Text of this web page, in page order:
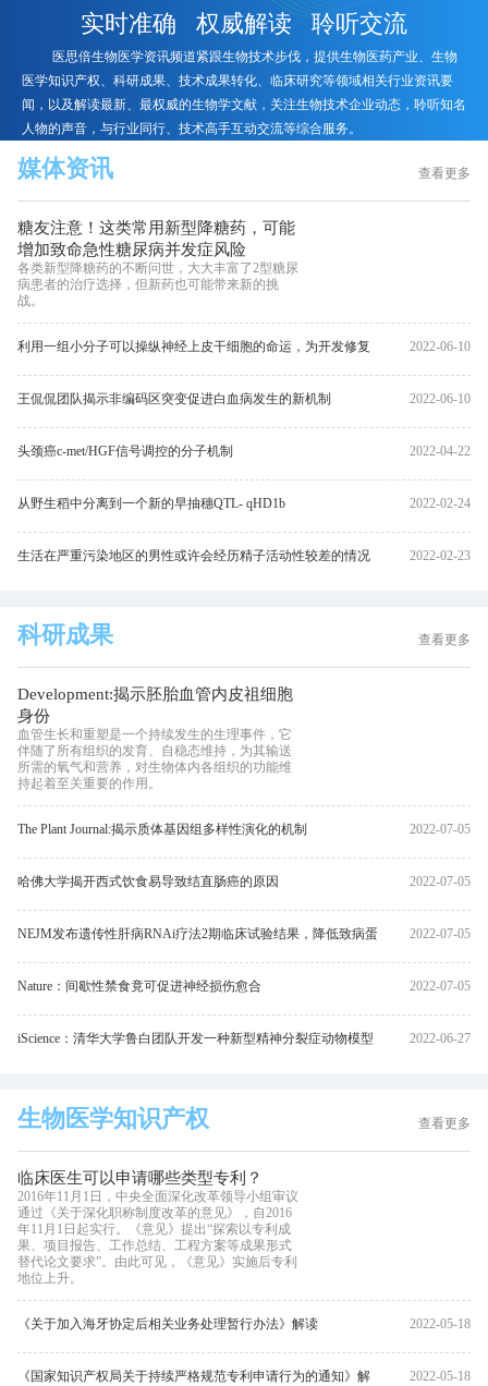
实时准确 权威解读 聆听交流
医思倍生物医学资讯频道紧跟生物技术步伐，提供生物医药产业、生物
医学知识产权、科研成果、技术成果转化、临床研究等领域相关行业资讯要
闻，以及解读最新、最权威的生物学文献，关注生物技术企业动态，聆听知名
人物的声音，与行业同行、技术高手互动交流等综合服务。
媒体资讯 查看更多
糖友注意！这类常用新型降糖药，可能
增加致命急性糖尿病并发症风险
各类新型降糖药的不断问世，大大丰富了2型糖尿
病患者的治疗选择，但新药也可能带来新的挑
战。
利用一组小分子可以操纵神经上皮干细胞的命运，为开发修复
大脑损伤方法更接近一步
2022-06-10
王侃侃团队揭示非编码区突变促进白血病发生的新机制 2022-06-10
头颈癌c-met/HGF信号调控的分子机制 2022-04-22
从野生稻中分离到一个新的早抽穗QTL- qHD1b 2022-02-24
生活在严重污染地区的男性或许会经历精子活动性较差的情况 2022-02-23
科研成果 查看更多
Development:揭示胚胎血管内皮祖细胞
身份
血管生长和重塑是一个持续发生的生理事件，它
伴随了所有组织的发育、自稳态维持，为其输送
所需的氧气和营养，对生物体内各组织的功能维
持起着至关重要的作用。
The Plant Journal:揭示质体基因组多样性演化的机制 2022-07-05
哈佛大学揭开西式饮食易导致结直肠癌的原因 2022-07-05
NEJM发布遗传性肝病RNAi疗法2期临床试验结果，降低致病蛋
白83%
2022-07-05
Nature：间歇性禁食竟可促进神经损伤愈合 2022-07-05
iScience：清华大学鲁白团队开发一种新型精神分裂症动物模型 2022-06-27
生物医学知识产权 查看更多
临床医生可以申请哪些类型专利？
2016年11月1日，中央全面深化改革领导小组审议
通过《关于深化职称制度改革的意见》，自2016
年11月1日起实行。《意见》提出“探索以专利成
果、项目报告、工作总结、工程方案等成果形式
替代论文要求”。由此可见，《意见》实施后专利
地位上升。
《关于加入海牙协定后相关业务处理暂行办法》解读 2022-05-18
《国家知识产权局关于持续严格规范专利申请行为的通知》解 2022-05-18